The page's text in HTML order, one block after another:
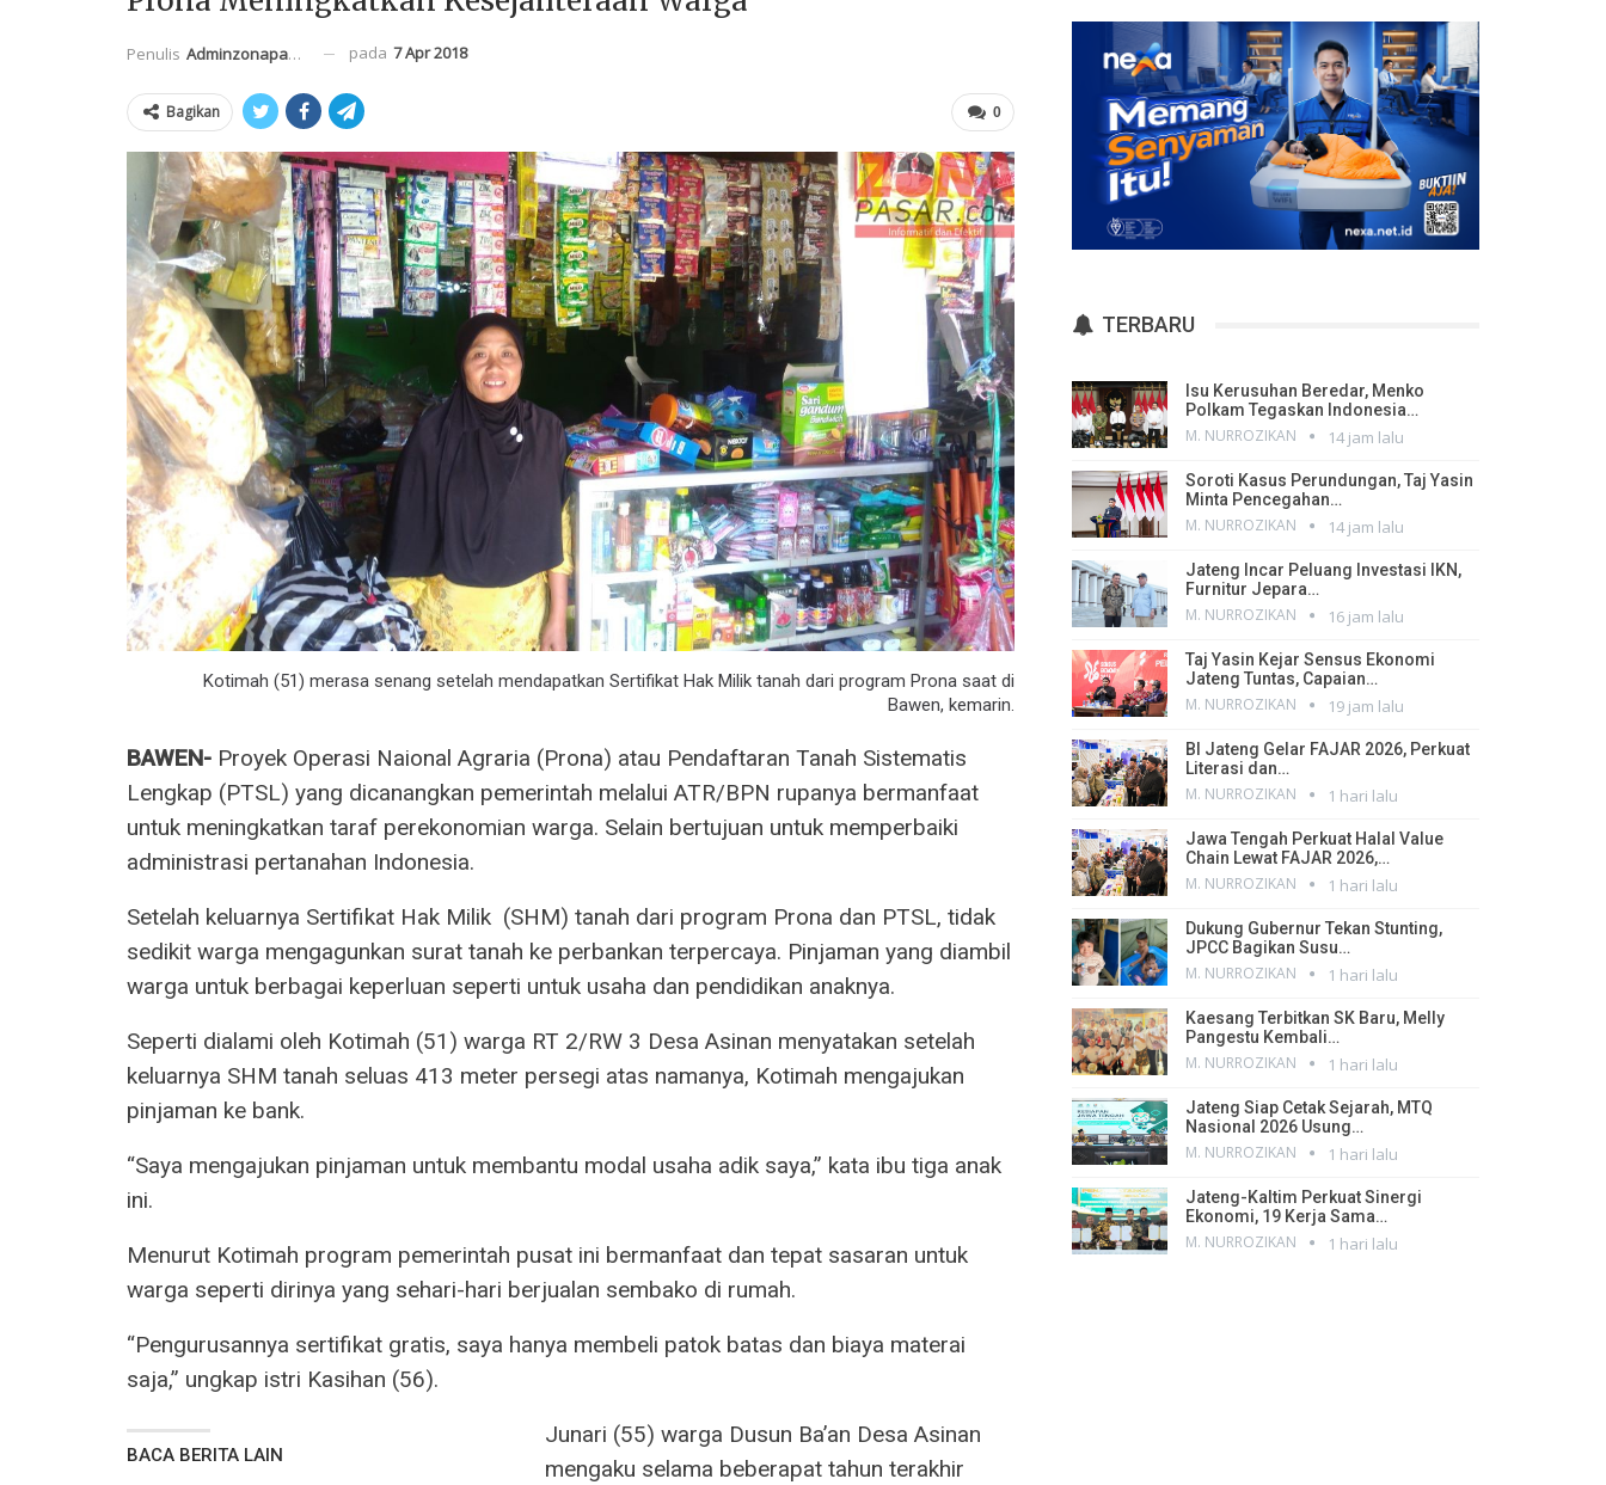
Penulis Adminzonapasar pada 7 Apr 2018
0
Bagikan
Kotimah (51) merasa senang setelah mendapatkan Sertifikat Hak Milik tanah dari program Prona saat di
Bawen, kemarin.
BAWEN- Proyek Operasi Naional Agraria (Prona) atau Pendaftaran Tanah Sistematis
Lengkap (PTSL) yang dicanangkan pemerintah melalui ATR/BPN rupanya bermanfaat
untuk meningkatkan taraf perekonomian warga. Selain bertujuan untuk memperbaiki
administrasi pertanahan Indonesia.
Setelah keluarnya Sertifikat Hak Milik (SHM) tanah dari program Prona dan PTSL, tidak
sedikit warga mengagunkan surat tanah ke perbankan terpercaya. Pinjaman yang diambil
warga untuk berbagai keperluan seperti untuk usaha dan pendidikan anaknya.
Seperti dialami oleh Kotimah (51) warga RT 2/RW 3 Desa Asinan menyatakan setelah
keluarnya SHM tanah seluas 413 meter persegi atas namanya, Kotimah mengajukan
pinjaman ke bank.
“Saya mengajukan pinjaman untuk membantu modal usaha adik saya,” kata ibu tiga anak
ini.
Menurut Kotimah program pemerintah pusat ini bermanfaat dan tepat sasaran untuk
warga seperti dirinya yang sehari-hari berjualan sembako di rumah.
“Pengurusannya sertifikat gratis, saya hanya membeli patok batas dan biaya materai
saja,” ungkap istri Kasihan (56).
BACA BERITA LAIN
Junari (55) warga Dusun Ba’an Desa Asinan
mengaku selama beberapat tahun terakhir
TERBARU
Isu Kerusuhan Beredar, Menko
Polkam Tegaskan Indonesia…
M. NURROZIKAN 14 jam lalu
Soroti Kasus Perundungan, Taj Yasin
Minta Pencegahan…
M. NURROZIKAN 14 jam lalu
Jateng Incar Peluang Investasi IKN,
Furnitur Jepara…
M. NURROZIKAN 16 jam lalu
Taj Yasin Kejar Sensus Ekonomi
Jateng Tuntas, Capaian…
M. NURROZIKAN 19 jam lalu
BI Jateng Gelar FAJAR 2026, Perkuat
Literasi dan…
M. NURROZIKAN 1 hari lalu
Jawa Tengah Perkuat Halal Value
Chain Lewat FAJAR 2026,…
M. NURROZIKAN 1 hari lalu
Dukung Gubernur Tekan Stunting,
JPCC Bagikan Susu…
M. NURROZIKAN 1 hari lalu
Kaesang Terbitkan SK Baru, Melly
Pangestu Kembali…
M. NURROZIKAN 1 hari lalu
Jateng Siap Cetak Sejarah, MTQ
Nasional 2026 Usung…
M. NURROZIKAN 1 hari lalu
Jateng-Kaltim Perkuat Sinergi
Ekonomi, 19 Kerja Sama…
M. NURROZIKAN 1 hari lalu